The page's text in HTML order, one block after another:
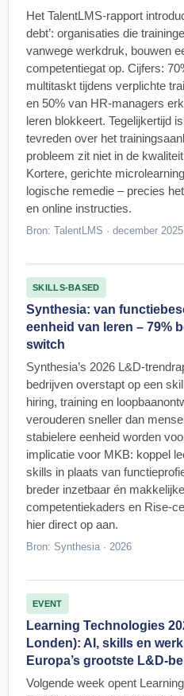
Het TalentLMS-rapport
debt’: organisaties die
vanwege werkdruk, bouwen
competentiegat op. Cijfers:
multitaskt tijdens verplichte
en 50% van HR-managers
leren blokkeert. Tegelijkertijd
tevreden over het
probleem zit niet in de
Kortere, gerichte
logische remedie – precies
en online instructies.
Bron: TalentLMS · december
SKILLS-BASED
Synthesia: van
eenheid van leren – 79%
switch
Synthesia’s 2026 L&D-
bedrijven overstapt op een
hiring, training en
verouderen sneller dan
stabielere eenheid worden
implicatie voor MKB: koppel
skills in plaats van
breder inzetbaar én
competentiekaders en Rise-
hier direct op aan.
Bron: Synthesia · 2026
EVENT
Learning Technologies
Londen): AI, skills en
Europa’s grootste L&D-
Volgende week opent